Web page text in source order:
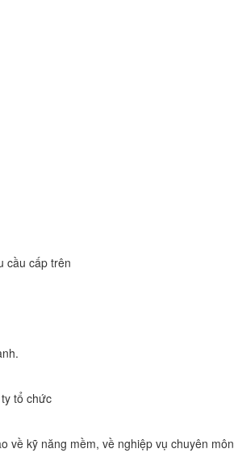
cầu cấp trên
tổ chức
về kỹ năng mềm, về nghiệp vụ chuyên môn